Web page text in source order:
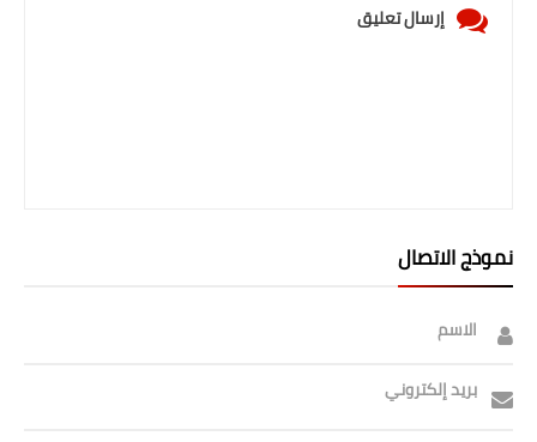
إرسال تعليق
نموذج الاتصال
الاسم
بريد إلكتروني